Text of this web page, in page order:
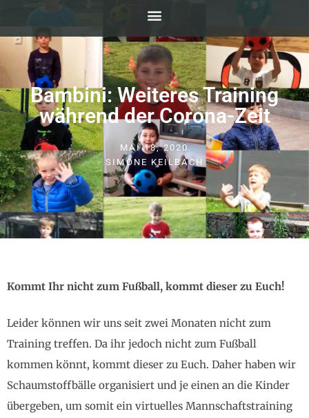
Bambini: Weiteres Training
während der Corona-Zeit
MAI 18, 2020
SIMONE KEILBACH
Kommt Ihr nicht zum Fußball, kommt dieser zu Euch!
Leider können wir uns seit zwei Monaten nicht zum
Training treffen. Da ihr jedoch nicht zum Fußball
kommen könnt, kommt dieser zu Euch. Daher haben wir
Schaumstoffbälle organisiert und je einen an die Kinder
übergeben, um somit ein virtuelles Mannschaftstraining